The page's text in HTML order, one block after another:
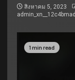
สิงหาคม 5, 2023
1 min read